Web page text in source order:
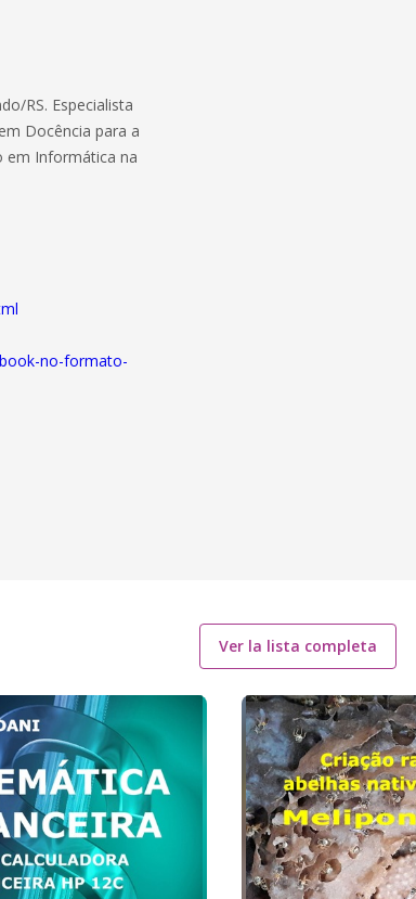
RS. Especialista
Docência para a
em Informática na
no-formato-
Ver la lista completa